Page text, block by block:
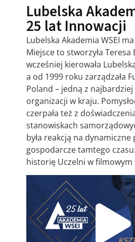
Lubelska
25 lat Innowacji
Lubelska Akademia WSEI
Miejsce to stworzyła Teresa
wcześniej kierowała
a od 1999 roku zarządzała
Poland – jedną z
organizacji w kraju.
czerpała też z
stanowiskach
była reakcją na
gospodarcze tamtego
historię Uczelni w filmowym